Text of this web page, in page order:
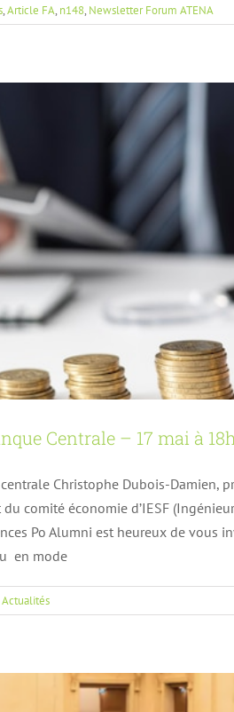
,Article FA, n148, Newsletter Forum ATENA
Centrale – 17 mai à
Christophe Dubois-Damien,
comité économie d’IESF
Po Alumni est heureux de vous
en mode
Actualités
très haut débit, en France,
bilans et perspectives